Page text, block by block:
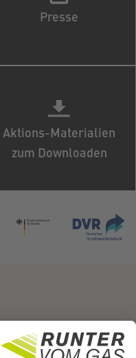
Presse
Aktions-Materialien
zum Downloaden